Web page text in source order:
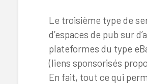
Le troisième type de
d’espaces de pub sur
plateformes du type
(liens sponsorisés
En fait, tout ce qui